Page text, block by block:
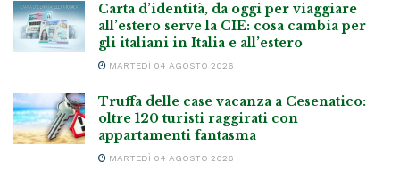
Carta d’identità, da oggi per viaggiare
all’estero serve la CIE: cosa cambia per
gli italiani in Italia e all’estero
MARTEDÌ 04 AGOSTO 2026
Truffa delle case vacanza a Cesenatico:
oltre 120 turisti raggirati con
appartamenti fantasma
MARTEDÌ 04 AGOSTO 2026